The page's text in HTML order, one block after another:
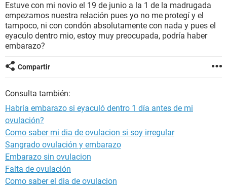
Estuve con mi novio el 19 de junio a la 1 de la madrugada
empezamos nuestra relación pues yo no me protegí y el
tampoco, ni con condón absolutamente con nada y pues el
eyaculo dentro mio, estoy muy preocupada, podría haber
embarazo?
Compartir
Consulta también:
Habría embarazo si eyaculó dentro 1 día antes de mi
ovulación?
Como saber mi dia de ovulacion si soy irregular
Sangrado ovulación y embarazo
Embarazo sin ovulacion
Falta de ovulación
Como saber el dia de ovulacion